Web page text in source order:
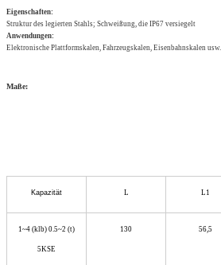
Eigenschaften:
Struktur des legierten Stahls; Schweißung, die IP67 versiegelt
Anwendungen:
Elektronische Plattformskalen, Fahrzeugskalen, Eisenbahnskalen usw.
Maße:
Kapazität L L1
1~4 (klb) 0.5~2 (t)
5KSE
130 56,5